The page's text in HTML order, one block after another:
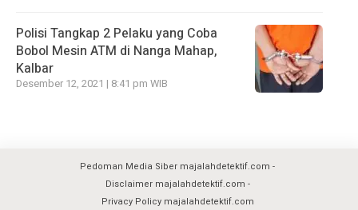
Polisi Tangkap 2 Pelaku yang Coba
Bobol Mesin ATM di Nanga Mahap,
Kalbar
Desember 12, 2021 | 8:41 pm WIB
Pedoman Media Siber majalahdetektif.com
Disclaimer majalahdetektif.com
Privacy Policy majalahdetektif.com